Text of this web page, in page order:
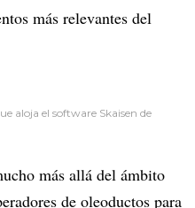
más relevantes del
aloja el software Skaisen de
más allá del ámbito
de oleoductos para